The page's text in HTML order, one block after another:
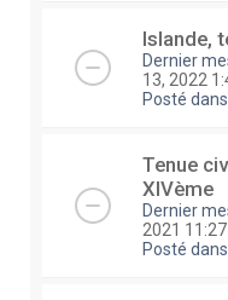
Islande,
Dernier
13, 2022
Posté dans
Tenue
XIVème
Dernier
2021
Posté dans